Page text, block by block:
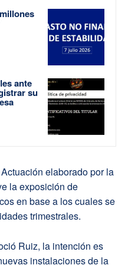
ante
su
elaborado por la
la exposición de
en base a los cuales se
trimestrales.
Ruiz, la intención es
instalaciones de la